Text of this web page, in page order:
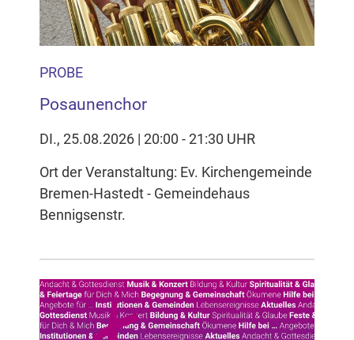
PROBE
Posaunenchor
DI., 25.08.2026 | 20:00 - 21:30 UHR
Ort der Veranstaltung: Ev. Kirchengemeinde
Bremen-Hastedt - Gemeindehaus
Bennigsenstr.